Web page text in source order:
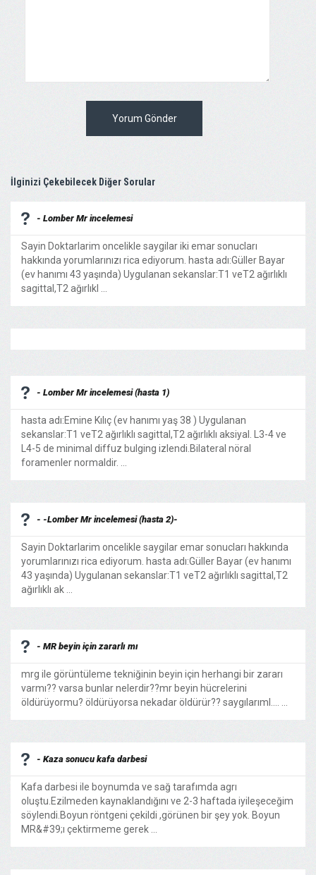
Yorum Gönder
İlginizi Çekebilecek Diğer Sorular
- Lomber Mr incelemesi
Sayin Doktarlarim oncelikle saygilar iki emar sonucları
hakkında yorumlarınızı rica ediyorum. hasta adı:Güller Bayar
(ev hanımı 43 yaşında) Uygulanan sekanslar:T1 veT2 ağırlıklı
sagittal,T2 ağırlıkl ...
- Lomber Mr incelemesi (hasta 1)
hasta adı:Emine Kılıç (ev hanımı yaş 38 ) Uygulanan
sekanslar:T1 veT2 ağırlıklı sagittal,T2 ağırlıklı aksiyal. L3-4 ve
L4-5 de minimal diffuz bulging izlendi.Bilateral nöral
foramenler normaldir. ...
- -Lomber Mr incelemesi (hasta 2)-
Sayin Doktarlarim oncelikle saygilar emar sonucları hakkında
yorumlarınızı rica ediyorum. hasta adı:Güller Bayar (ev hanımı
43 yaşında) Uygulanan sekanslar:T1 veT2 ağırlıklı sagittal,T2
ağırlıklı ak ...
- MR beyin için zararlı mı
mrg ile görüntüleme tekniğinin beyin için herhangi bir zararı
varmı?? varsa bunlar nelerdir??mr beyin hücrelerini
öldürüyormu? öldürüyorsa nekadar öldürür?? saygılarıml.... ...
- Kaza sonucu kafa darbesi
Kafa darbesi ile boynumda ve sağ tarafımda agrı
oluştu.Ezilmeden kaynaklandığını ve 2-3 haftada iyileşeceğim
söylendi.Boyun röntgeni çekildi ,görünen bir şey yok. Boyun
MR&#39;ı çektirmeme gerek ...